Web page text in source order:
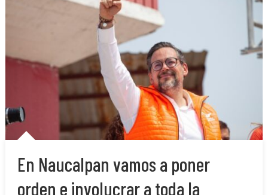
En Naucalpan vamos a poner
orden e involucrar a toda la